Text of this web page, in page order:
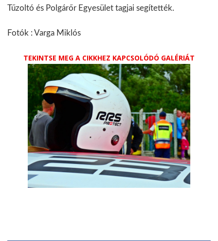
Tűzoltó és Polgárőr Egyesület tagjai segítették.
Fotók : Varga Miklós
TEKINTSE MEG A CIKKHEZ KAPCSOLÓDÓ GALÉRIÁT